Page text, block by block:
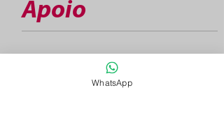
Apoio
WhatsApp